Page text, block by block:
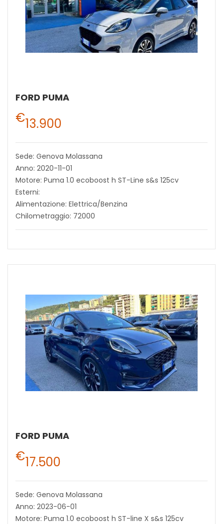
FORD PUMA
€13.900
Sede: Genova Molassana
Anno: 2020-11-01
Motore: Puma 1.0 ecoboost h ST-Line s&s 125cv
Esterni:
Alimentazione: Elettrica/Benzina
Chilometraggio: 72000
FORD PUMA
€17.500
Sede: Genova Molassana
Anno: 2023-06-01
Motore: Puma 1.0 ecoboost h ST-line X s&s 125cv